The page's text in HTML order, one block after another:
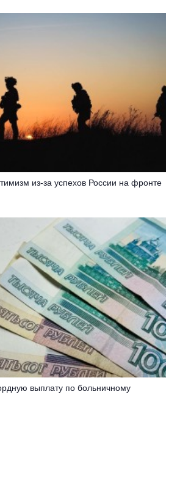
из-за успехов России на фронте
выплату по больничному